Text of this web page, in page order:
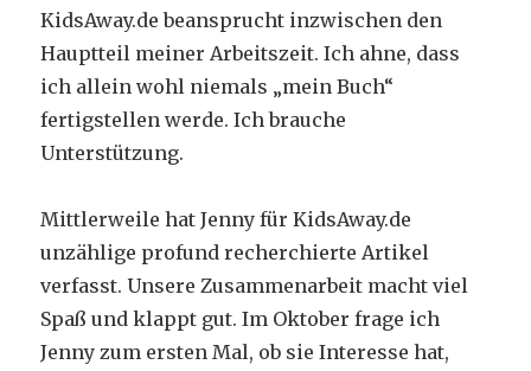
KidsAway.de beansprucht inzwischen den
Hauptteil meiner Arbeitszeit. Ich ahne, dass
ich allein wohl niemals „mein Buch“
fertigstellen werde. Ich brauche
Unterstützung.
Mittlerweile hat Jenny für KidsAway.de
unzählige profund recherchierte Artikel
verfasst. Unsere Zusammenarbeit macht viel
Spaß und klappt gut. Im Oktober frage ich
Jenny zum ersten Mal, ob sie Interesse hat,